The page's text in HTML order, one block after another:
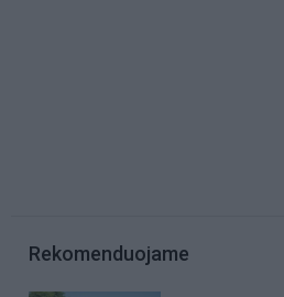
Rekomenduojame